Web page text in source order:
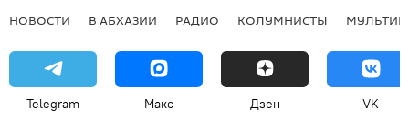
НОВОСТИ В АБХАЗИИ РАДИО КОЛУМНИСТЫ
Telegram Макс Дзен VK